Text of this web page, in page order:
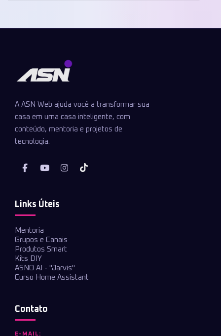
A ASN Web ajuda você a transformar sua
casa em uma casa inteligente, com
conteúdo, mentoria e projetos de
tecnologia.
Links Úteis
Mentoria
Grupos e Canais
Produtos Smart
Kits DIY
ASNO AI - "Jarvis"
Curso Home Assistant
Contato
E-MAIL: